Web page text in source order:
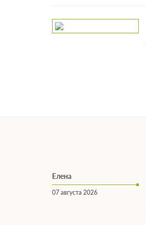
Елена
07 августа 2026